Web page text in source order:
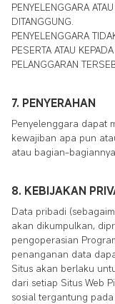
PENYELENGGARA
DITANGGUNG.
PENYELENGGARA
PESERTA ATAU
PELANGGARAN
7. PENYERAHAN
Penyelenggara dapat
kewajiban apa pun
atau bagian-
8. KEBIJAKAN
Data pribadi
akan dikumpulkan,
pengoperasian
penanganan data
Situs akan berlaku
dari setiap Situs Web
sosial tergantung